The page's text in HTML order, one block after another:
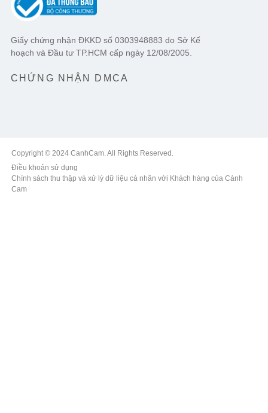
Giấy chứng nhận ĐKKD số 0303948883 do Sở Kế
hoạch và Đầu tư TP.HCM cấp ngày 12/08/2005.
CHỨNG NHẬN DMCA
Copyright © 2024 CanhCam. All Rights Reserved.
Điều khoản sử dụng
Chính sách thu thập và xử lý dữ liệu cá nhân với Khách hàng của Cánh
Cam